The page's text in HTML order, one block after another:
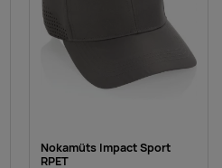
Nokamüts Impact Sport
RPET